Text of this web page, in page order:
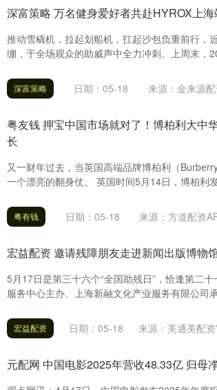
深富策略 万名健身爱好者共赴HYROX上海
推动雪橇机，拉起划船机，扛起沙包负重前行，
绷，于全场观众的助威声中全力冲刺。上周末，
深富策略 日期：05-18 来源：金来源
粤友钱 押宝中国市场就对了！博柏利大中
长
又一财年过去，当英国高端品牌博柏利（
一个漂亮的翻身仗。 英国时间5月14日，博柏利
粤有钱 日期：05-18 来源：方道配资
宏益配资 邀请残障朋友走进新闻出版博物
5月17日是第三十六个“全国助残日”，恰逢第二
服务中心主办、上海新融文化产业服务有限公司
宏益配资 日期：05-18 来源：美通美配
元配网 中国电影2025年营收48.33亿 归母